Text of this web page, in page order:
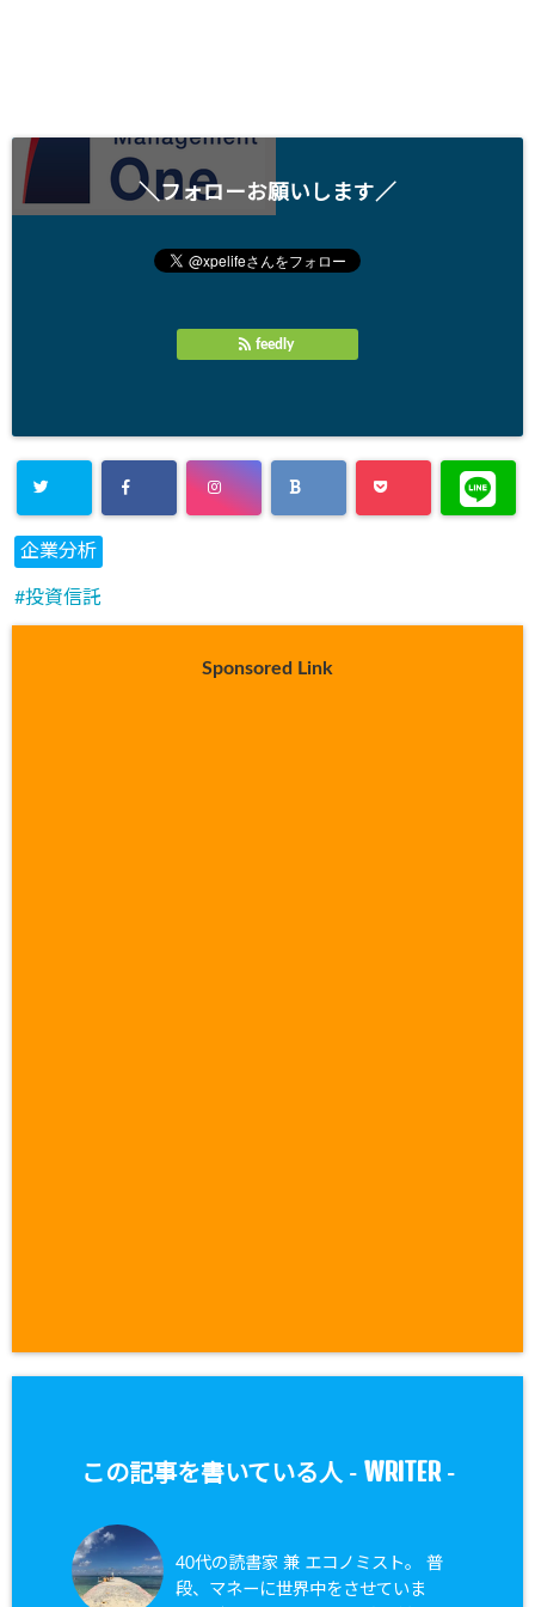
＼フォローお願いします／
feedly
企業分析
投資信託
Sponsored Link
この記事を書いている人 - WRITER-
40代の読書家 兼 エコノミスト。 普
段、マネーに世界中をさせていま